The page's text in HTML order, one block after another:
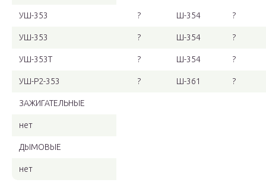
УШ-353 ? Ш-354 ?
УШ-353 ? Ш-354 ?
УШ-353Т ? Ш-354 ?
УШ-Р2-353 ? Ш-361 ?
ЗАЖИГАТЕЛЬНЫЕ
нет
ДЫМОВЫЕ
нет